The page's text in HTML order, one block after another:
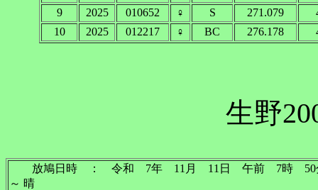
9
2025 010652 ♀ S 271.079
10
2025 012217 ♀ BC 276.178
生野
放鳩日時 ： 令和 7年 11月 11日 午前 7
～ 晴